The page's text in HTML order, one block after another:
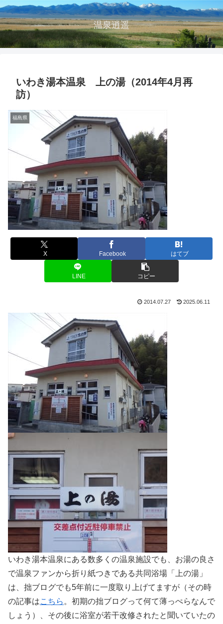
温泉逍遥
いわき湯本温泉 上の湯（2014年4月再
訪）
福島県
X Facebook はてブ
LINE コピー
2014.07.27 2025.06.11
いわき湯本温泉にある数多くの温泉施設でも、お湯の良さ
で温泉ファンから折り紙つきである共同浴場「上の湯」
は、拙ブログでも5年前に一度取り上げてますが（その時
の記事はこちら 。初期の拙ブログって何て薄っぺらなんで
しょう）、その後に浴室が若干改修されたと聞いていたの